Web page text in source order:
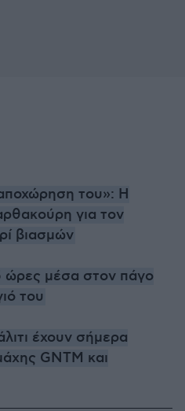
του»: Η
για τον
βιασμών
ώρες μέσα στον πάγο
του
έχουν σήμερα
GNTM και